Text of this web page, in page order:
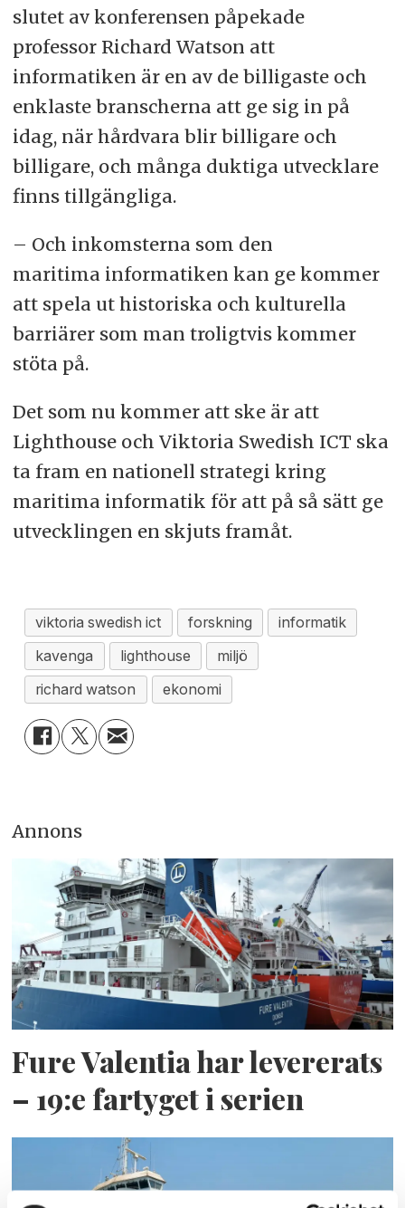
slutet av konferensen påpekade
professor Richard Watson att
informatiken är en av de billigaste och
enklaste branscherna att ge sig in på
idag, när hårdvara blir billigare och
billigare, och många duktiga utvecklare
finns tillgängliga.
– Och inkomsterna som den
maritima informatiken kan ge kommer
att spela ut historiska och kulturella
barriärer som man troligtvis kommer
stöta på.
Det som nu kommer att ske är att
Lighthouse och Viktoria Swedish ICT ska
ta fram en nationell strategi kring
maritima informatik för att på så sätt ge
utvecklingen en skjuts framåt.
viktoria swedish ict forskning
informatik
kavenga
lighthouse
miljö
richard watson
ekonomi
Annons
Fure Valentia har levererats
– 19:e fartyget i serien